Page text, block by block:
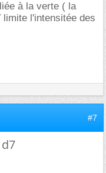
à la verte ( la
l'intensitée des
#7